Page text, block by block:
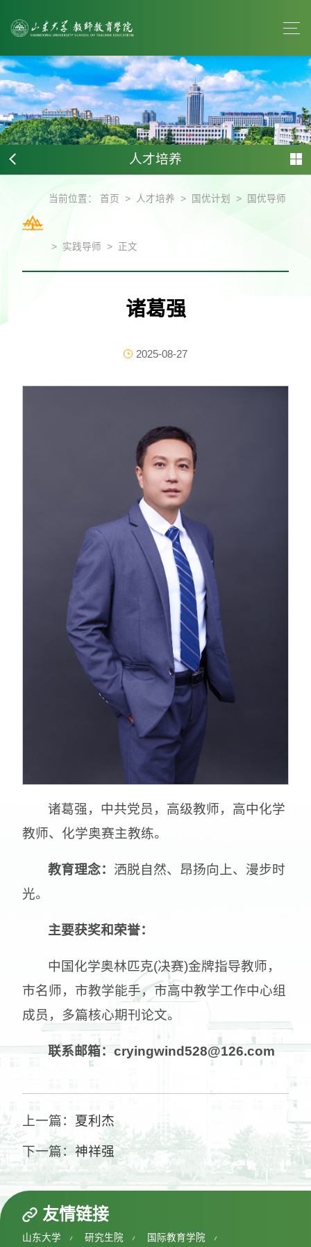
人才培养
当前位置：首页 > 人才培养 > 国优计划 > 国优导师
> 实践导师 > 正文
诸葛强
2025-08-27
诸葛强，中共党员，高级教师，高中化学
教师、化学奥赛主教练。
教育理念： 洒脱自然、昂扬向上、漫步时
光。
主要获奖和荣誉：
中国化学奥林匹克(决赛)金牌指导教师，
市名师，市教学能手，市高中教学工作中心组
成员，多篇核心期刊论文。
联系邮箱：cryingwind528@126.com
上一篇： 夏利杰
下一篇：神祥强
友情链接
山东大学 研究生院 国际教育学院